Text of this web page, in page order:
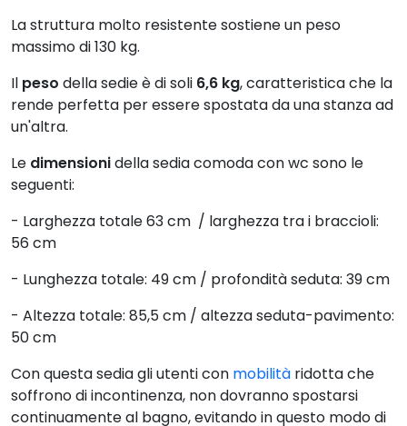
La struttura molto resistente sostiene un peso
massimo di 130 kg.
Il peso della sedie è di soli 6,6 kg, caratteristica che la
rende perfetta per essere spostata da una stanza ad
un'altra.
Le dimensionidella sedia comoda con wc sono le
seguenti:
- Larghezza totale 63 cm / larghezza tra i braccioli:
56 cm
- Lunghezza totale: 49 cm / profondità seduta: 39 cm
- Altezza totale: 85,5 cm / altezza seduta-pavimento:
50 cm
Con questa sedia gli utenti con mobilità ridotta che
soffrono di incontinenza, non dovranno spostarsi
continuamente al bagno, evitando in questo modo di